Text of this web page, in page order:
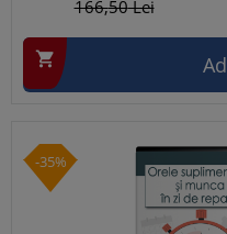
166,50Lei

-35%